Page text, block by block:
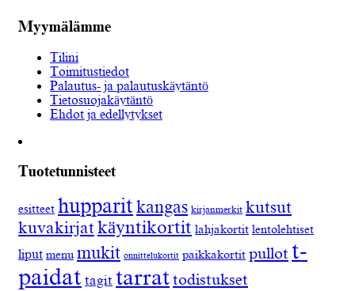
Myymälämme
Tilini
Toimitustiedot
Palautus- ja palautuskäytäntö
Tietosuojakäytäntö
Ehdot ja edellytykset
Tuotetunnisteet
esitteet hupparit kangas kirjanmerkit kutsut
kuvakirjatkäyntikortit lahjakortit lentolehtiset
liput menu mukit onnittelukortit paikkakortit pullott-
paidat tagit tarrattodistukset